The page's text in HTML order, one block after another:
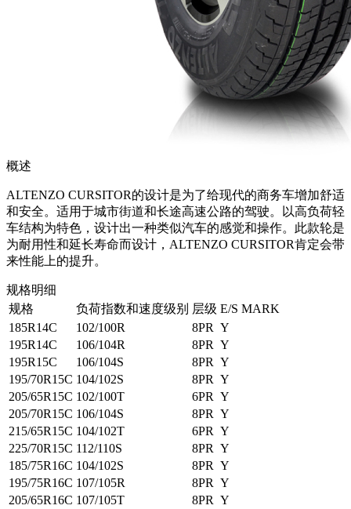
概述
ALTENZO CURSITOR的设计是为了给现代的商务车增加舒适
和安全。适用于城市街道和长途高速公路的驾驶。以高负荷轻
车结构为特色，设计出一种类似汽车的感觉和操作。此款轮是
为耐用性和延长寿命而设计，ALTENZO CURSITOR肯定会带
来性能上的提升。
规格明细
规格
负荷指数和速度级别 层级 E/S MARK
185R14C
102/100R 8PR Y
195R14C
106/104R 8PR Y
195R15C
106/104S 8PR Y
195/70R15C 104/102S 8PR Y
205/65R15C 102/100T 6PR Y
205/70R15C 106/104S 8PR Y
215/65R15C 104/102T 6PR Y
225/70R15C 112/110S 8PR Y
185/75R16C 104/102S 8PR Y
195/75R16C 107/105R 8PR Y
205/65R16C 107/105T 8PR Y